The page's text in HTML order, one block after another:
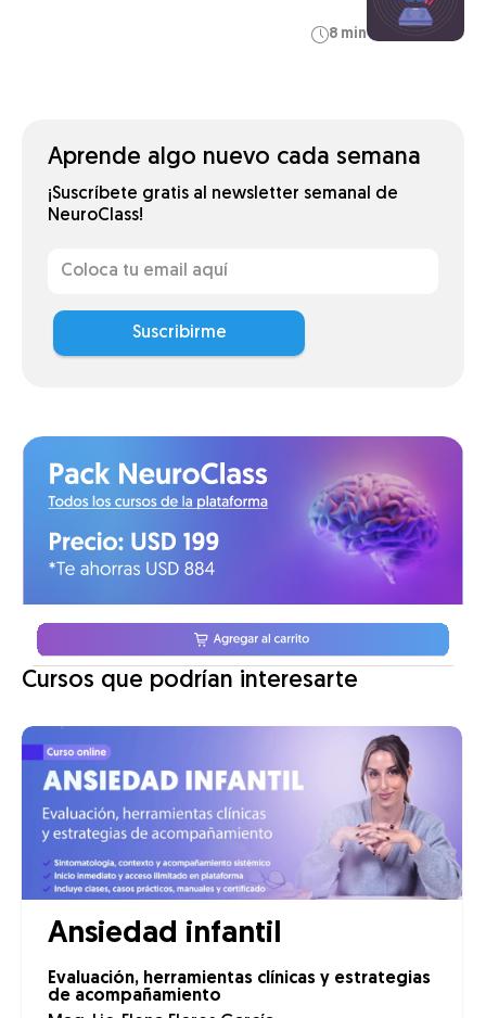
8 min
Aprende algo nuevo cada semana
¡Suscríbete gratis al newsletter semanal de
NeuroClass!
Suscribirme
Cursos que podrían interesarte
Ansiedad infantil
Evaluación, herramientas clínicas y estrategias
de acompañamiento